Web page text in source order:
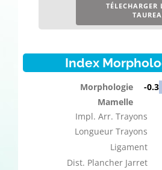
TÉLECHARGER
Index
Morphologie
-0.3
Mamelle
Impl. Arr. Trayons
Longueur Trayons
Ligament
Dist. Plancher Jarret